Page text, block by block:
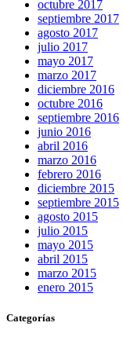
octubre 2017
septiembre 2017
agosto 2017
julio 2017
mayo 2017
marzo 2017
diciembre 2016
octubre 2016
septiembre 2016
junio 2016
abril 2016
marzo 2016
febrero 2016
diciembre 2015
septiembre 2015
agosto 2015
julio 2015
mayo 2015
abril 2015
marzo 2015
enero 2015
Categorías